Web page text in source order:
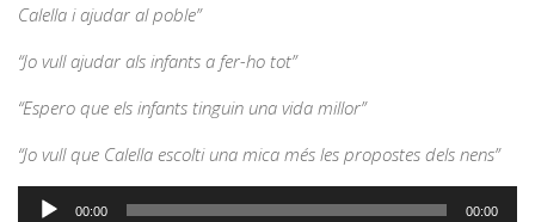
Calella i ajudar al poble”
“Jo vull ajudar als infants a fer-ho tot”
“Espero que els infants tinguin una vida millor”
“Jo vull que Calella escolti una mica més les propostes dels nens”
Reproductor
00:00 00:00